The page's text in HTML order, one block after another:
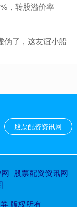
，转股溢价率
伪了，这友谊小船
股票配资资讯网
_股票配资资讯网
版权所有